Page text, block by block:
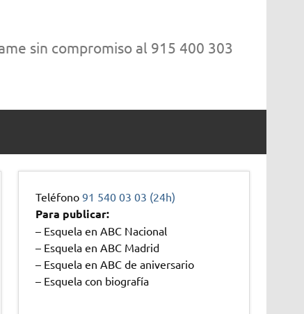
sin compromiso al 915 400 303
Teléfono91 540 03 03 (24h)
Para publicar:
– Esquela en ABC Nacional
– Esquela en ABC Madrid
– Esquela en ABC de aniversario
– Esquela con biografía